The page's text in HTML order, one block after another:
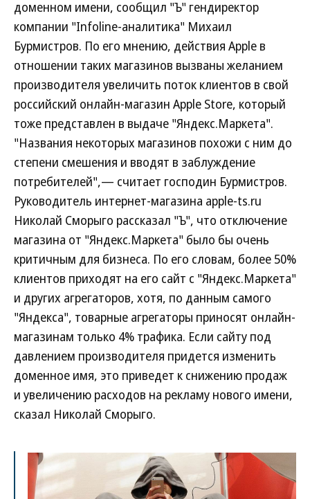
доменном имени, сообщил "Ъ" гендиректор
компании "Infoline-аналитика" Михаил
Бурмистров. По его мнению, действия Apple в
отношении таких магазинов вызваны желанием
производителя увеличить поток клиентов в свой
российский онлайн-магазин Apple Store, который
тоже представлен в выдаче "Яндекс.Маркета".
"Названия некоторых магазинов похожи с ним до
степени смешения и вводят в заблуждение
потребителей",— считает господин Бурмистров.
Руководитель интернет-магазина apple-ts.ru
Николай Сморыго рассказал "Ъ", что отключение
магазина от "Яндекс.Маркета" было бы очень
критичным для бизнеса. По его словам, более 50%
клиентов приходят на его сайт с "Яндекс.Маркета"
и других агрегаторов, хотя, по данным самого
"Яндекса", товарные агрегаторы приносят онлайн-
магазинам только 4% трафика. Если сайту под
давлением производителя придется изменить
доменное имя, это приведет к снижению продаж
и увеличению расходов на рекламу нового имени,
сказал Николай Сморыго.